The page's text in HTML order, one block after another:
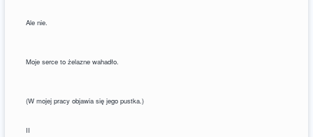
Ale nie.
Moje serce to żelazne wahadło.
(W mojej pracy objawia się jego pustka.)
II